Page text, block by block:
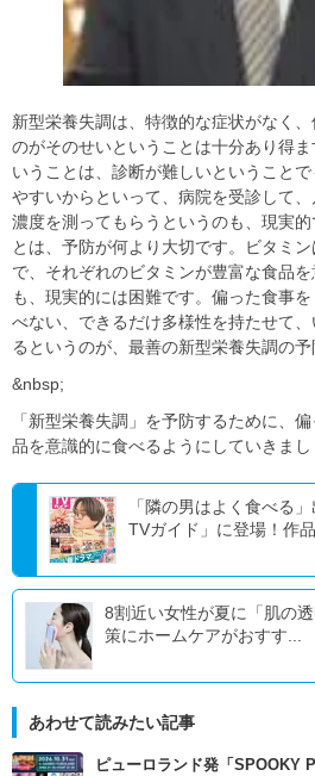
新型栄養失調は、特徴的な症状がなく
のがそのせいということは十分あり得
いうことは、診断が難しいということ
やすいからといって、病院を受診して
濃度を測ってもらうというのも、現実
とは、予防が何より大切です。ビタミ
で、それぞれのビタミンが豊富な食品
も、現実的には困難です。偏った食事
べない、できるだけ多様性を持たせて
るというのが、最善の新型栄養失調の予
&nbsp;
「新型栄養失調」を予防するために、
品を意識的に食べるようにしていきまし
「隣の男はよく食べる
TVガイド」に登場！作品
8割近い女性が夏に「肌の
策にホームケアがおすす...
あわせて読みたい記事
ピューロランド発「SPOOKY